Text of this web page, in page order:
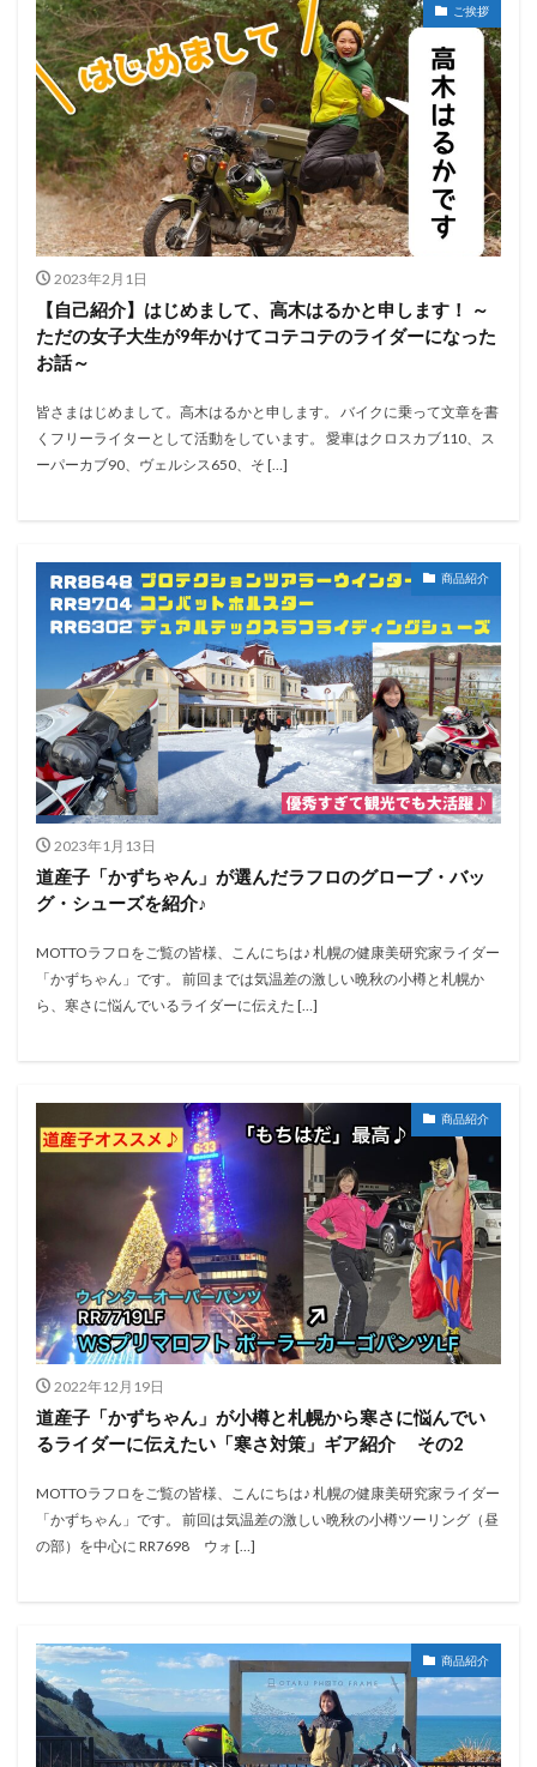
ご挨拶
2023年2月1日
【自己紹介】はじめまして、高木はるかと申します！ ～
ただの女子大生が9年かけてコテコテのライダーになった
お話～
皆さまはじめまして。高木はるかと申します。 バイクに乗って文章を書
くフリーライターとして活動をしています。 愛車はクロスカブ110、ス
ーパーカブ90、ヴェルシス650、そ […]
商品紹介
2023年1月13日
道産子「かずちゃん」が選んだラフロのグローブ・バッ
グ・シューズを紹介♪
MOTTOラフロをご覧の皆様、こんにちは♪ 札幌の健康美研究家ライダー
「かずちゃん」です。 前回までは気温差の激しい晩秋の小樽と札幌か
ら、寒さに悩んでいるライダーに伝えた […]
商品紹介
2022年12月19日
道産子「かずちゃん」が小樽と札幌から寒さに悩んでい
るライダーに伝えたい「寒さ対策」ギア紹介 その2
MOTTOラフロをご覧の皆様、こんにちは♪ 札幌の健康美研究家ライダー
「かずちゃん」です。 前回は気温差の激しい晩秋の小樽ツーリング（昼
の部）を中心に RR7698 ウォ […]
商品紹介